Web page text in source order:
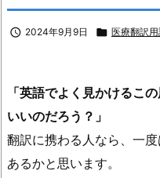
 2024年9月9日  医療翻訳
「英語でよく見かけるこ
いいのだろう？」
翻訳に携わる人なら、一
あるかと思います。